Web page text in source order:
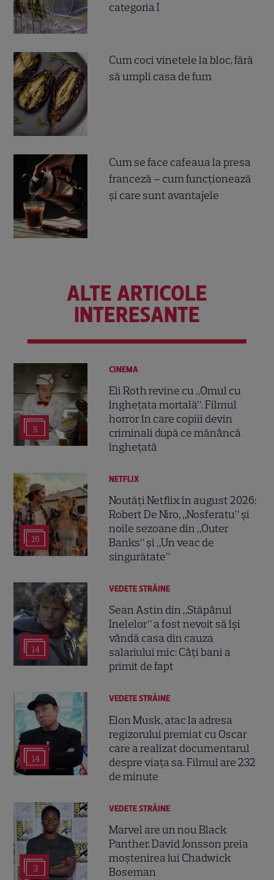
categoria I
Cum coci vinetele la bloc, fără
să umpli casa de fum
Cum se face cafeaua la presa
franceză – cum funcționează
și care sunt avantajele
ALTE ARTICOLE
INTERESANTE
5
CINEMA
Eli Roth revine cu „Omul cu
înghețata mortală”. Filmul
horror în care copiii devin
criminali după ce mănâncă
înghețată
16
NETFLIX
Noutăți Netflix în august 2026:
Robert De Niro, „Nosferatu” și
noile sezoane din „Outer
Banks” și „Un veac de
singurătate”
14
VEDETE STRĂINE
Sean Astin din „Stăpânul
Inelelor” a fost nevoit să își
vândă casa din cauza
salariului mic: Câți bani a
primit de fapt
14
VEDETE STRĂINE
Elon Musk, atac la adresa
regizorului premiat cu Oscar
care a realizat documentarul
despre viața sa. Filmul are 232
de minute
3
VEDETE STRĂINE
Marvel are un nou Black
Panther. David Jonsson preia
moștenirea lui Chadwick
Boseman